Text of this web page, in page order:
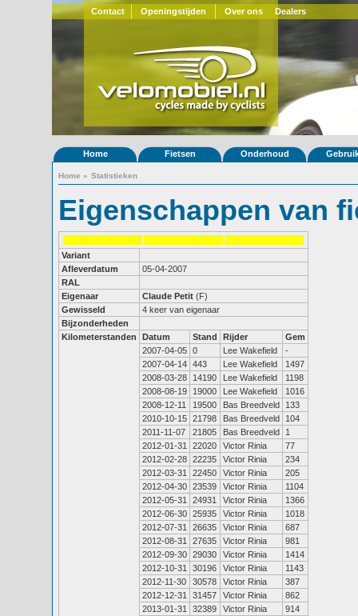
Contact Openingstijden Over ons Dealers
Home Fietsen Onderhoud
Home » Statistieken
Eigenschappen van
Variant
Afleverdatum
05-04-2007
RAL
Eigenaar
Claude Petit (F)
Gewisseld
4 keer van eigenaar
Bijzonderheden
Kilometerstanden
Datum Stand Rijder
Gem
2007-04-05 0 Lee Wakefield
-
2007-04-14 443 Lee Wakefield
1497
2008-03-28
14190 Lee Wakefield
1198
2008-08-19
19000 Lee Wakefield
1016
2008-12-11
19500 Bas Breedveld
133
2010-10-15 21798 Bas Breedveld
104
2011-11-07
21805 Bas Breedveld
1
2012-01-31
22020 Victor Rinia
77
2012-02-28 22235 Victor Rinia
234
2012-03-31
22450 Victor Rinia
205
2012-04-30 23539 Victor Rinia
1104
2012-05-31
24931 Victor Rinia
1366
2012-06-30 25935 Victor Rinia
1018
2012-07-31
26635 Victor Rinia
687
2012-08-31
27635 Victor Rinia
981
2012-09-30 29030 Victor Rinia
1414
2012-10-31
30196 Victor Rinia
1143
2012-11-30
30578 Victor Rinia
387
2012-12-31
31457 Victor Rinia
862
2013-01-31
32389 Victor Rinia
914